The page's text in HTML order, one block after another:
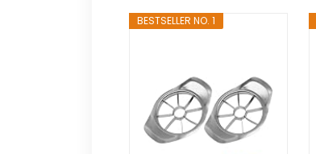
BESTSELLER NO. 1